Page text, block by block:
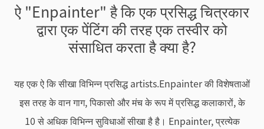
ऐ "Enpainter" है कि एक प्रसिद्ध चित्रकार
द्वारा एक पेंटिंग की तरह एक तस्वीर को
संसाधित करता है क्या है?
यह एक ऐ कि सीखा विभिन्न प्रसिद्ध artists.Enpainter की विशेषताओं
इस तरह के वान गाग, पिकासो और मंच के रूप में प्रसिद्ध कलाकारों, के
10 से अधिक विभिन्न सुविधाओं सीखा है है। Enpainter, प्रत्येक